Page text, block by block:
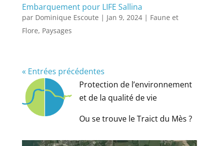
Embarquement pour LIFE Sallina
par Dominique Escoute | Jan 9, 2024| Faune et
Flore, Paysages
« Entrées précédentes
Protection de l’environnement
et de la qualité de vie
Ou se trouve le Traict du Mès ?